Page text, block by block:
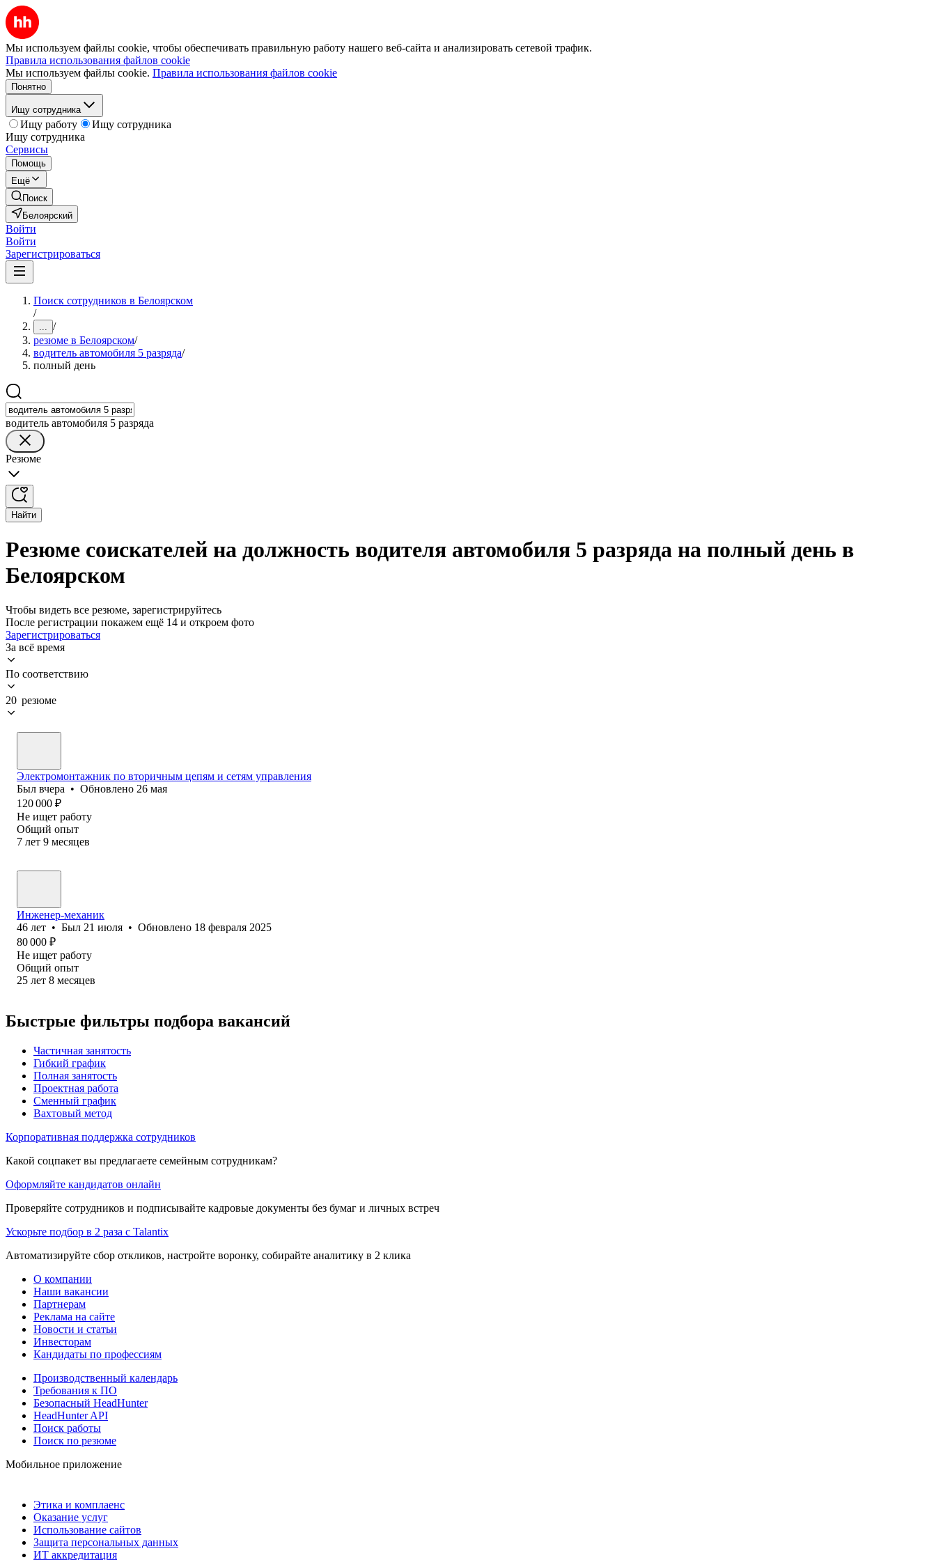
Мы используем файлы cookie, чтобы обеспечивать правильную работу нашего веб-сайта и анализировать сетевой трафик.
Правила использования файлов cookie
Мы используем файлы cookie. Правила использования файлов cookie
Понятно
Ищу сотрудника
Ищу работу
Ищу сотрудника
Ищу сотрудника
Сервисы
Помощь
Ещё
Поиск
Белоярский
Войти
Войти
Зарегистрироваться
Поиск сотрудников в Белоярском
/
... /
резюме в Белоярском/
водитель автомобиля 5 разряда/
полный день
водитель автомобиля 5 разряда
Резюме
Найти
Резюме соискателей на должность водителя автомобиля 5 разряда на полный день в
Белоярском
Чтобы видеть все резюме, зарегистрируйтесь
После регистрации покажем ещё 14 и откроем фото
Зарегистрироваться
За всё время
По соответствию
20 резюме
Электромонтажник по вторичным цепям и сетям управления
Был вчера • Обновлено 26 мая
120 000 ₽
Не ищет работу
Общий опыт
7 лет 9 месяцев
Инженер-механик
46 лет • Был 21 июля • Обновлено 18 февраля 2025
80 000 ₽
Не ищет работу
Общий опыт
25 лет 8 месяцев
Быстрые фильтры подбора вакансий
Частичная занятость
Гибкий график
Полная занятость
Проектная работа
Сменный график
Вахтовый метод
Корпоративная поддержка сотрудников
Какой соцпакет вы предлагаете семейным сотрудникам?
Оформляйте кандидатов онлайн
Проверяйте сотрудников и подписывайте кадровые документы без бумаг и личных встреч
Ускорьте подбор в 2 раза с Talantix
Автоматизируйте сбор откликов, настройте воронку, собирайте аналитику в 2 клика
О компании
Наши вакансии
Партнерам
Реклама на сайте
Новости и статьи
Инвесторам
Кандидаты по профессиям
Производственный календарь
Требования к ПО
Безопасный HeadHunter
HeadHunter API
Поиск работы
Поиск по резюме
Мобильное приложение
Этика и комплаенс
Оказание услуг
Использование сайтов
Защита персональных данных
ИТ аккредитация